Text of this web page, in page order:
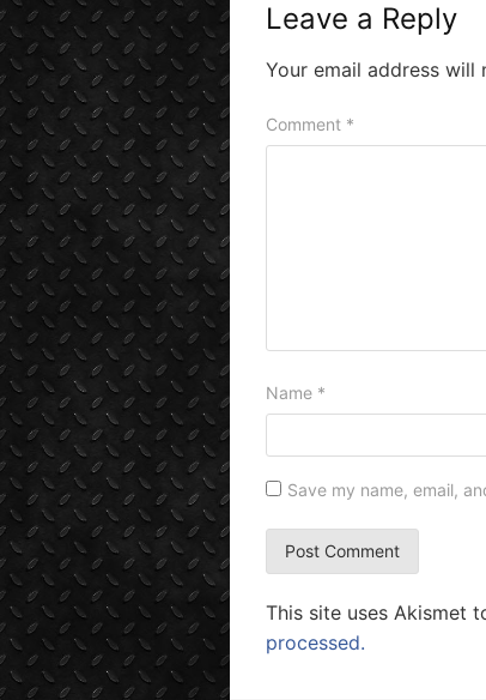
Leave a Reply
Your email address will
Comment *
Name *
Save my name, email,
This site uses Akismet
processed.